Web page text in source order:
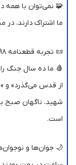
🧩 نمی‌توان با همه
ما اشتراک دارند،
📜 تجربه قطعنامه ۵۹۸؛ از جنگ تا صلح
🩸 ما ده سال جنگ را
شهید، ناگهان صبح
است.
🌙 جوان‌ها و